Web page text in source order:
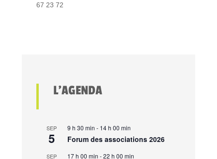
67 23 72
L’AGENDA
SEP
5
9 h 30 min - 14 h 00 min
Forum des associations 2026
SEP 17 h 00 min -22 h 00 min